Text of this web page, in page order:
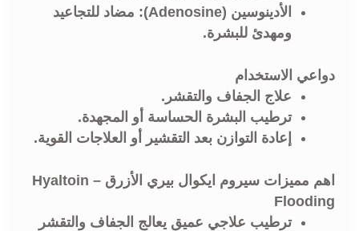
الأدينوسين (Adenosine): مضاد للتجاعيد
ومهدئ للبشرة.
دواعي الاستخدام
علاج الجفاف والتقشر.
ترطيب البشرة الحساسة أو المجهدة.
إعادة التوازن بعد التقشير أو العلاجات القوية.
اهم مميزات سيروم ايكوال بيري الأزرق – Hyaltoin
Flooding
ترطيب علاجي عميق يعالج الجفاف والتقشر